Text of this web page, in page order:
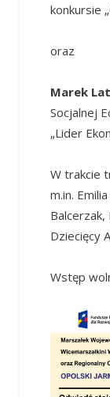
konkursie
oraz
Marek
Socjalnej
„Lider
W trakcie
m.in.
Balcerzak,
Dziecięcy
Wstęp